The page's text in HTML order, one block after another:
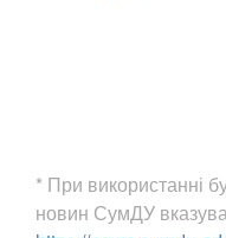
* При використанні
новин СумДУ